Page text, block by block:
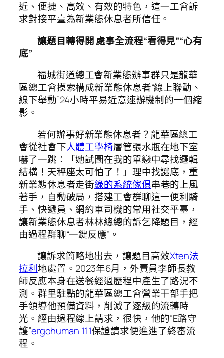
近、便捷、高效、有效的特色，這一工會訴
求對接平臺為新業態休息者所信任。
讓題目轉得開 處事全流程“看得見”“心有
底”
福城街道總工會新業態辦事群只是龍華
區總工會摸索構成新業態休息者“線上聯動、
線下舉動”24小時平易近意速辦機制的一個縮
影。
若何辦事好新業態休息者？龍華區總工
會從社會下人體工學椅層管張水瓶在地下室
嚇了一跳：「她試圖在我的單戀中尋找邏輯
結構！天秤座太可怕了！」理中找謎底，重
新業態休息者走街綠的系統傢俱串巷的上風
著手，自動破局，搭建工會群聊這一便利騎
手、快遞員、網約車司機的常用社交平臺，
讓新業態休息者林林總總的訴乞降題目，經
由過程群聊“一鍵反應”。
讓訴求簡略地出去，讓題目高效Xten法
拉利地處置。2023年6月，外賣員李師長教
師反應本身在送餐經過歷程中產生了路況不
測。群里駐點的龍華區總工會營業干部手把
手領導他預備資料，削減了逐級的流轉時
光。經由過程線上請求，很快，他的“E路守
護”ergohuman 111保證請求便進進了終審流
程。